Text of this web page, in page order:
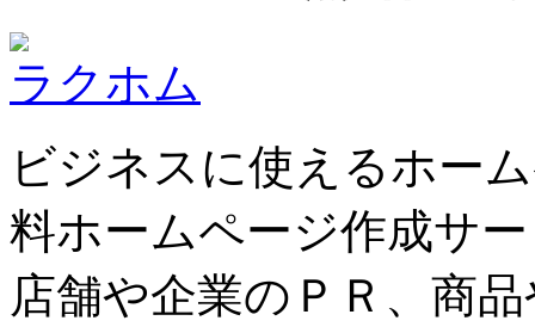
ラクホム
ビジネスに使えるホー
料ホームページ作成サ
店舗や企業のＰＲ、商